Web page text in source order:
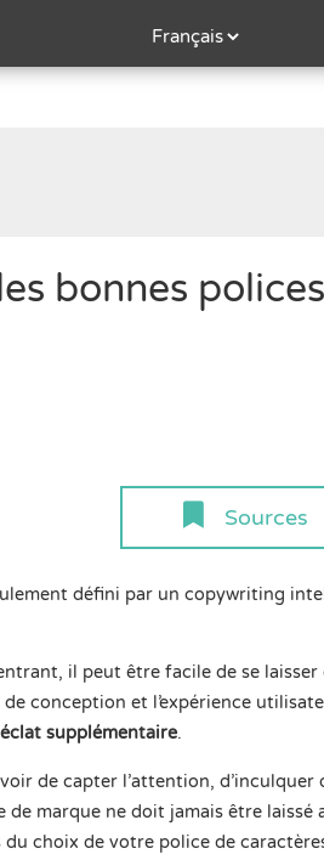
bonnes
Sources
défini par un copywriting
il peut être facile de se
conception et l’expérience
supplémentaire.
de capter l’attention,
de marque ne doit jamais être
choix de votre police de